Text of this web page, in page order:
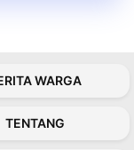
WARGA
TENTANG